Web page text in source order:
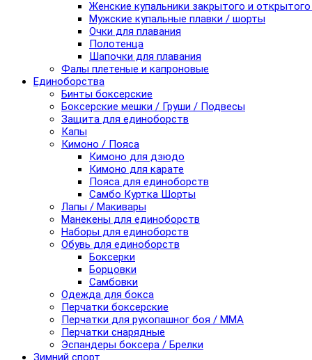
Женские купальники закрытого и
Мужские купальные плавки / шорты
Очки для плавания
Полотенца
Шапочки для плавания
Фалы плетеные и капроновые
Единоборства
Бинты боксерские
Боксерские мешки / Груши / Подвесы
Защита для единоборств
Капы
Кимоно / Пояса
Кимоно для дзюдо
Кимоно для карате
Пояса для единоборств
Самбо Куртка Шорты
Лапы / Макивары
Манекены для единоборств
Наборы для единоборств
Обувь для единоборств
Боксерки
Борцовки
Самбовки
Одежда для бокса
Перчатки боксерские
Перчатки для рукопашног боя / ММА
Перчатки снарядные
Эспандеры боксера / Брелки
Зимний спорт